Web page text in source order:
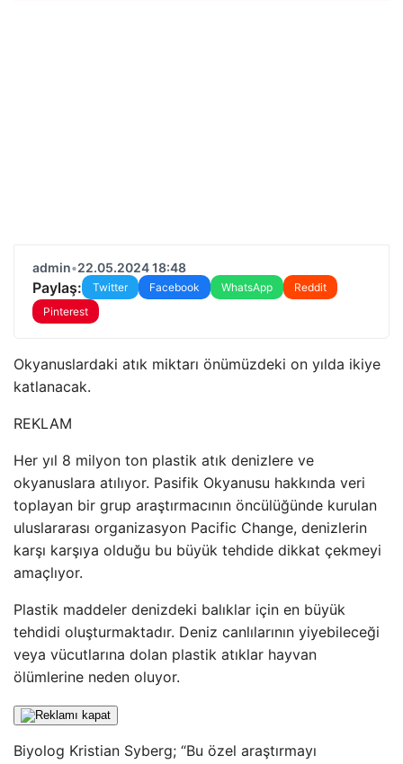
admin•22.05.2024 18:48
Paylaş: Twitter Facebook WhatsApp
Reddit
Pinterest
Okyanuslardaki atık miktarı önümüzdeki on yılda ikiye
katlanacak.
REKLAM
Her yıl 8 milyon ton plastik atık denizlere ve
okyanuslara atılıyor. Pasifik Okyanusu hakkında veri
toplayan bir grup araştırmacının öncülüğünde kurulan
uluslararası organizasyon Pacific Change, denizlerin
karşı karşıya olduğu bu büyük tehdide dikkat çekmeyi
amaçlıyor.
Plastik maddeler denizdeki balıklar için en büyük
tehdidi oluşturmaktadır. Deniz canlılarının yiyebileceği
veya vücutlarına dolan plastik atıklar hayvan
ölümlerine neden oluyor.
Biyolog Kristian Syberg; “Bu özel araştırmayı